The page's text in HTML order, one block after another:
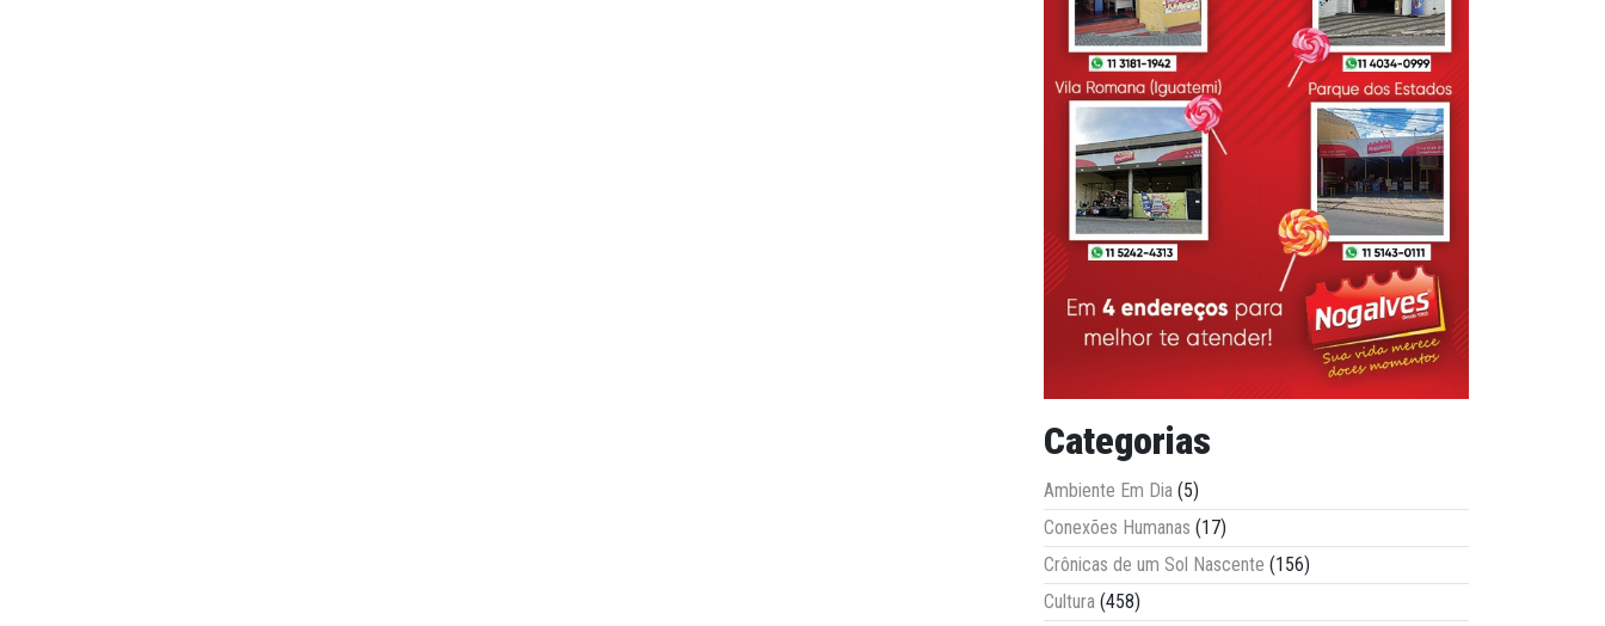
Categorias
Ambiente Em Dia (5)
Conexões Humanas (17)
Crônicas de um Sol Nascente (156)
Cultura (458)